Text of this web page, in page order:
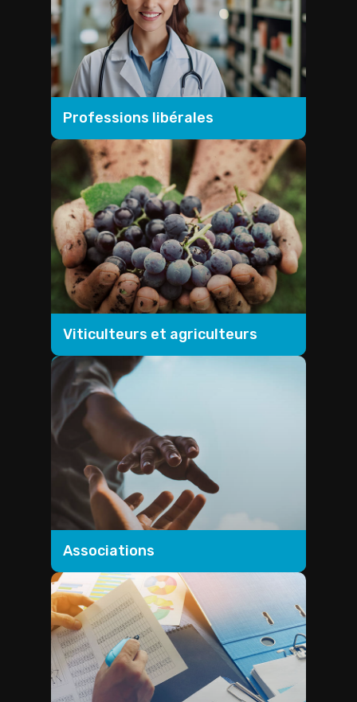
Professions libérales
Viticulteurs et agriculteurs
Associations